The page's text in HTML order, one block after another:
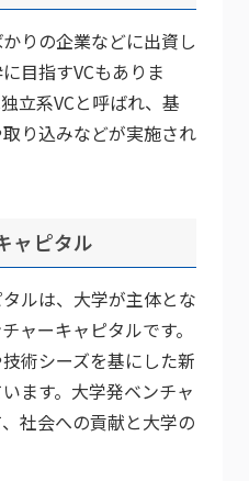
りの企業などに出資し
目指すVCもありま
立系VCと呼ばれ、基
り込みなどが実施され
ャピタル
ルは、大学が主体とな
ャーキャピタルです。
術シーズを基にした新
ます。大学発ベンチャ
社会への貢献と大学の